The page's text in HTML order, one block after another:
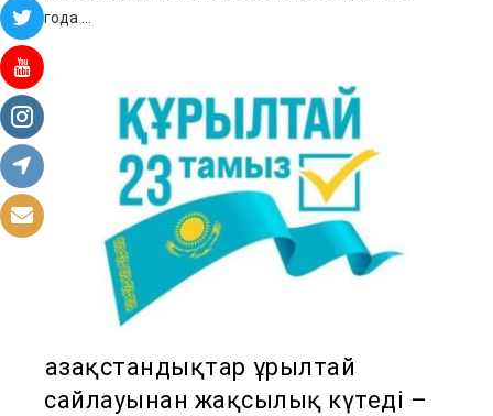
года ...
Қазақстандықтар Құрылтай
сайлауынан жақсылық күтеді –